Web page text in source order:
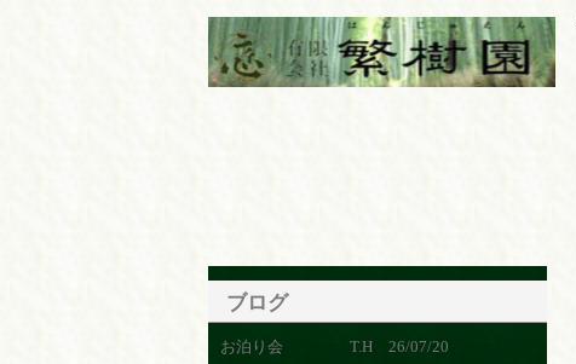
ブログ
お泊り会 T.H 26/07/20